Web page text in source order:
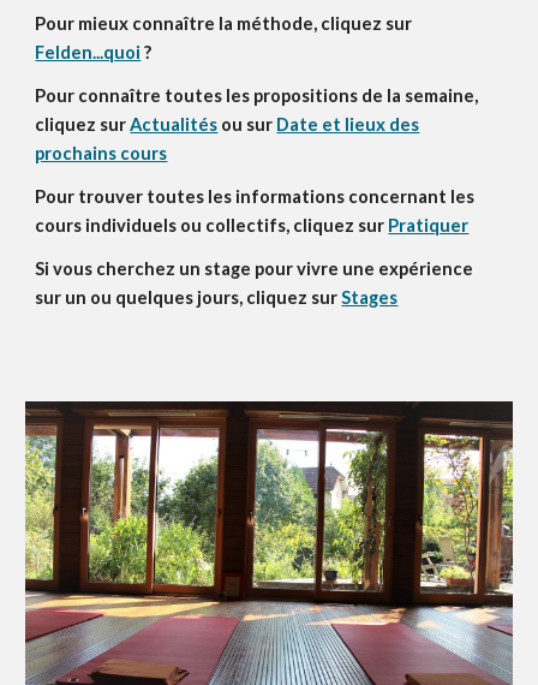
Pour mieux connaître la méthode, cliquez sur
Felden...quoi ?
Pour connaître toutes les propositions de la semaine,
cliquez surActualités ou sur Date et lieux des
prochains cours
Pour trouver toutes les informations concernant les
cours individuels ou collectifs, cliquez sur Pratiquer
Si vous cherchez un stage pour vivre une expérience
sur un ou quelques jours, cliquez surStages